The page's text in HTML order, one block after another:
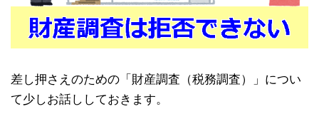
差し押さえのための「財産調査（税務調査）」につい
て少しお話ししておきます。